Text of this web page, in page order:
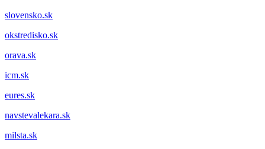
slovensko.sk
okstredisko.sk
orava.sk
icm.sk
eures.sk
navstevalekara.sk
milsta.sk